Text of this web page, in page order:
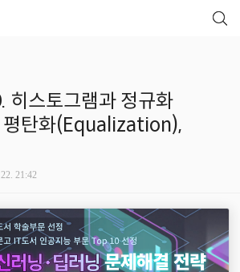
히스토그램과 정규화
탄화(Equalization),
21:42